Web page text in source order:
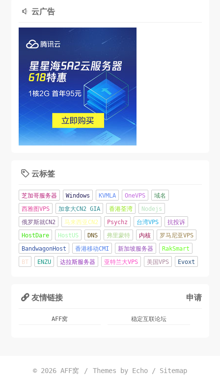
 云广告
 云标签
芝加哥服务器 Windows KVMLA OneVPS
域名
西雅图VPS
加拿大CN2 GIA 香港荃湾
Nodejs
俄罗斯就CN2
马来西亚CN2 Psychz 台湾VPS
抗投诉
HostDare
HostUS DNS 弗里蒙特 内核
罗马尼亚VPS
BandwagonHost
香港移动CMI 新加坡服务器
RakSmart
BT
ENZU 达拉斯服务器 亚特兰大VPS 美国VPS Evoxt
 友情链接 申请
AFF窝 稳定互联论坛
© 2026 AFF窝 / Themes by Echo / Sitemap